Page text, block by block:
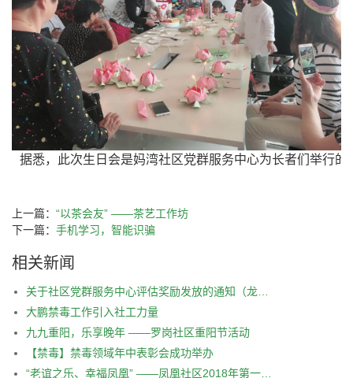
据悉，此次生日会是妈湾社区党群服务中心为长者们举行
上一篇： “以茶会友” ——茶艺工作坊
下一篇： 手机学习，智能识骗
相关新闻
大鹏禁毒工作引入社工力量
九九重阳，乐享晚年 ——罗岗社区重阳节活动
【禁毒】禁毒领域年中表彰会成功举办